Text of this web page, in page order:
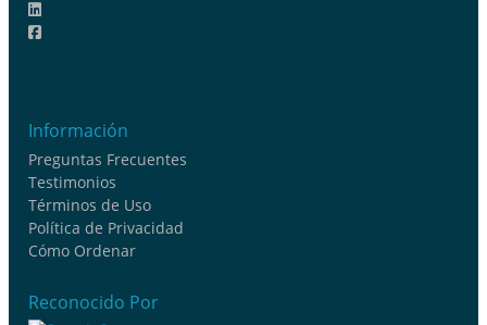
Información
Preguntas Frecuentes
Testimonios
Términos de Uso
Política de Privacidad
Cómo Ordenar
Reconocido Por